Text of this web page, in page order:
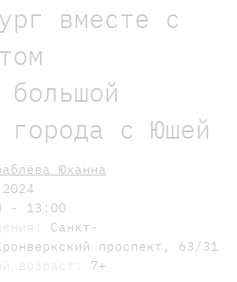
вместе с
города с Юшей
Юханна
- 13:00
Санкт-
проспект, 63/31
возраст: 7+